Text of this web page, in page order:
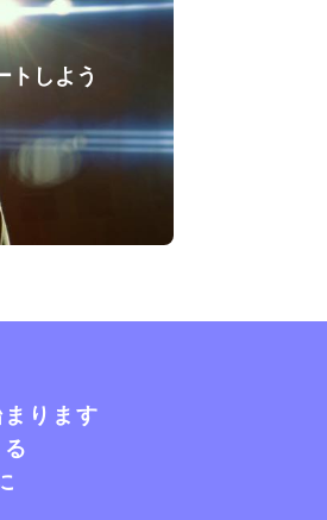
トしよう
ります